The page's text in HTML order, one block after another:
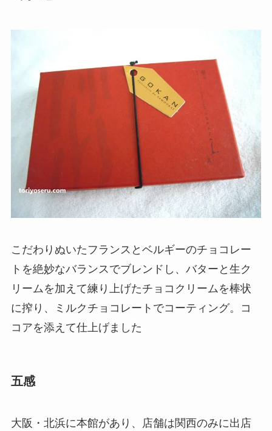
こだわりぬいたフランスとベルギーのチョコレー
トを絶妙なバランスでブレンドし、バターと生ク
リームを加えて練り上げたチョコクリームを棒状
に搾り、ミルクチョコレートでコーティング。コ
コアを添えて仕上げました
五感
大阪・北浜に本館があり、店舗は関西のみに出店